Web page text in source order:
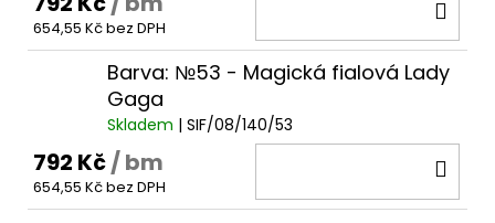
654,55 Kč bez DPH
Barva: №53 - Magická fialová Lady
Gaga
Skladem | SIF/08/140/53
792 Kč/ bm
654,55 Kč bez DPH